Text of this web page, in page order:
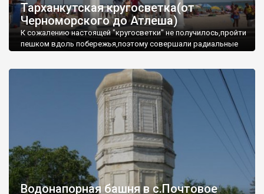
Тарханкутская кругосветка(от
Черноморского до Атлеша)
К сожалению настоящей "кругосветки" не получилось,пройти
пешком вдоль побережья,поэтому совершали радиальные
Водонапорная башня в с.Почтовое